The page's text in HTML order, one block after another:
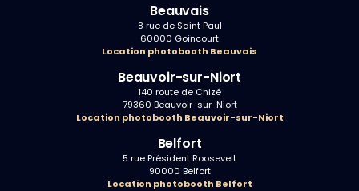
Beauvais
8 rue de Saint Paul
60000 Goincourt
Location photobooth Beauvais
Beauvoir-sur-Niort
140 route de Chizé
79360 Beauvoir-sur-Niort
Location photobooth Beauvoir-sur-Niort
Belfort
5 rue Président Roosevelt
90000 Belfort
Location photobooth Belfort